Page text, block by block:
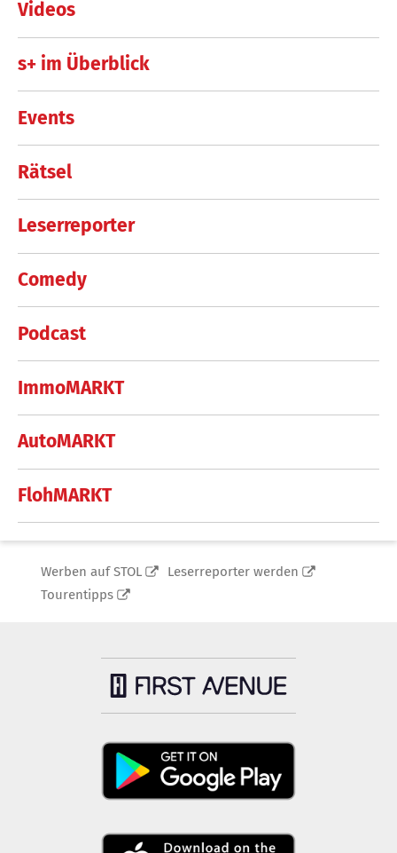
Videos
s+ im Überblick
Events
Rätsel
Leserreporter
Comedy
Podcast
ImmoMARKT
AutoMARKT
FlohMARKT
Werben auf STOL
Leserreporter werden
Tourentipps